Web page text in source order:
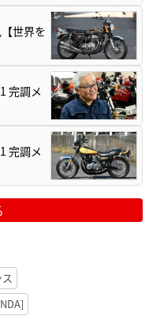
世界を
完調メ
完調メ